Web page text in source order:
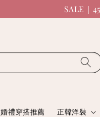
SALE｜
婚禮穿搭推薦 正韓洋裝